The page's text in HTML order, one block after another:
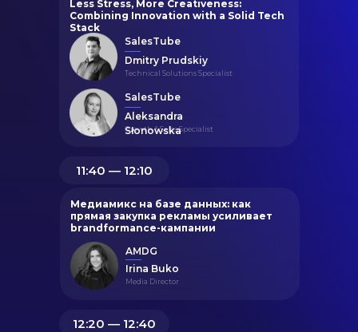
Медиамикс на базе данных: как
прямая закупка рекламы усиливает
brandformance-кампании
Media Director
Irina Buko
AMDG
11:40 ― 12:10
12:20 ― 12:40
Technical Solutions Specialist
Dmitry Prudskiy
SalesTube
Growth & Sales Specialist
Aleksandra
Słonowska
SalesTube
Less Stress, More Creativeness:
Combining Innovation with a Solid Tech
Stack